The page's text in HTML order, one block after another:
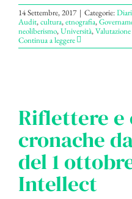
14 Settembre, 2017 | Categorie:
Audit,cultura,etnografia,
neoliberismo,Università,Valutazione
Continua a leggere
Riflettere e
cronache
del 1
Intellect